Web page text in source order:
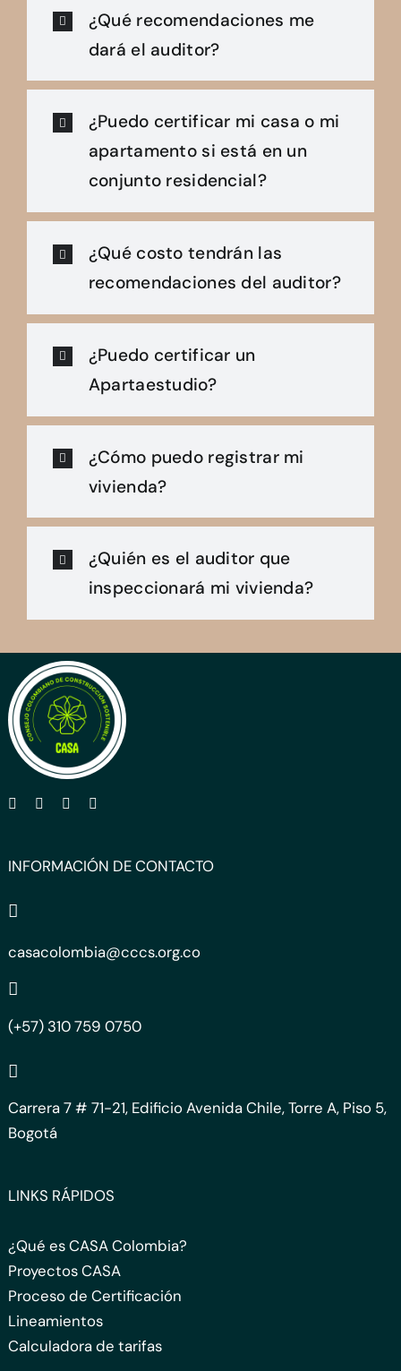
¿Qué recomendaciones me
dará el auditor?
¿Puedo certificar mi casa o mi
apartamento si está en un
conjunto residencial?
¿Qué costo tendrán las
recomendaciones del auditor?
¿Puedo certificar un
Apartaestudio?
¿Cómo puedo registrar mi
vivienda?
¿Quién es el auditor que
inspeccionará mi vivienda?
INFORMACIÓN DE CONTACTO
casacolombia@cccs.org.co
(+57) 310 759 0750
Carrera 7 # 71-21, Edificio Avenida Chile, Torre A, Piso 5,
Bogotá
LINKS RÁPIDOS
¿Qué es CASA Colombia?
Proyectos CASA
Proceso de Certificación
Lineamientos
Calculadora de tarifas